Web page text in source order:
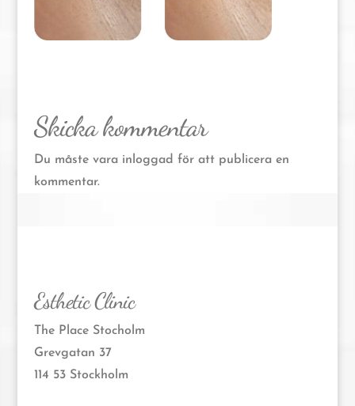
Skicka kommentar
Du måste vara inloggad för att publicera en
kommentar.
Esthetic Clinic
The Place Stocholm
Grevgatan 37
114 53 Stockholm